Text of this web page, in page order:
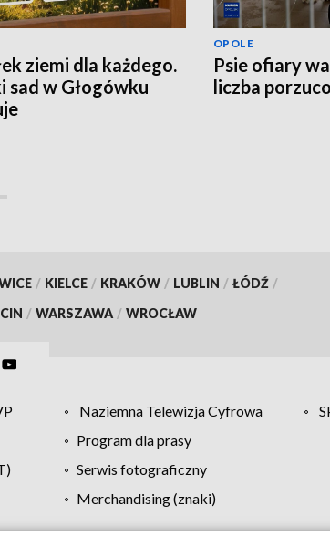
ziemi dla każdego.
sad w Głogówku
OPOLE
Psie ofiary
liczba
/ KIELCE / KRAKÓW / LUBLIN / ŁÓDŹ /
/ WARSZAWA / WROCŁAW
Naziemna Telewizja Cyfrowa
Program dla prasy
Serwis fotograficzny
Merchandising (znaki)